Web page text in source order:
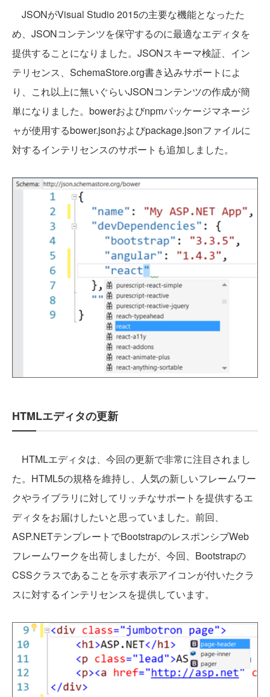
JSONがVisual Studio 2015の主要な機能となったた
め、JSONコンテンツを保守するのに最適なエディタを
提供することになりました。JSONスキーマ検証、イン
テリセンス、SchemaStore.org書き込みサポートによ
り、これ以上に無いぐらいJSONコンテンツの作成が簡
単になりました。bowerおよびnpmパッケージマネージ
ャが使用するbower.jsonおよびpackage.jsonファイルに
対するインテリセンスのサポートも追加しました。
HTMLエディタの更新
HTMLエディタは、今回の更新で非常に注目されまし
た。HTML5の規格を維持し、人気の新しいフレームワー
クやライブラリに対してリッチなサポートを提供するエ
ディタをお届けしたいと思っていました。前回、
ASP.NETテンプレートでBootstrapのレスポンシブWeb
フレームワークを出荷しましたが、今回、Bootstrapの
CSSクラスであることを示す表示アイコンが付いたクラ
スに対するインテリセンスを提供しています。